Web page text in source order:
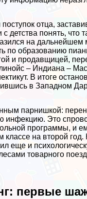
отца,
детства понять, что
на дальнейшем
по образованию
и продавщицей,
– Индиана –
В итоге
в Западном
парнишкой:
инфекцию. Это
программы, и
классе на второй год.
еще и
товарного
первые